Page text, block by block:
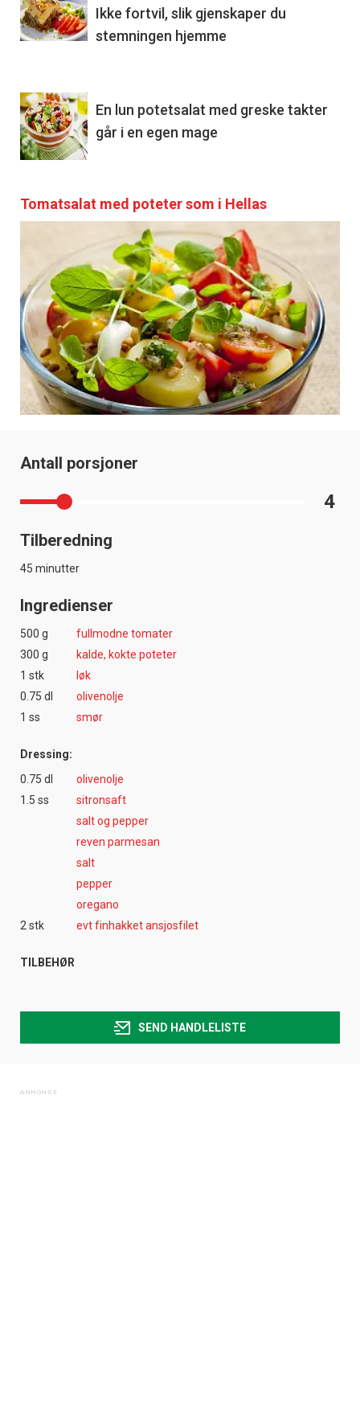
Ikke fortvil, slik gjenskaper du
stemningen hjemme
En lun potetsalat med greske takter
går i en egen mage
Tomatsalat med poteter som i Hellas
Antall porsjoner
4
Tilberedning
45 minutter
Ingredienser
500 g
fullmodne tomater
300 g
kalde, kokte poteter
1 stk
løk
0.75 dl
olivenolje
1 ss
smør
Dressing:
0.75 dl
olivenolje
1.5 ss
sitronsaft
salt og pepper
reven parmesan
salt
pepper
oregano
2 stk
evt finhakket ansjosfilet
TILBEHØR
SEND HANDLELISTE